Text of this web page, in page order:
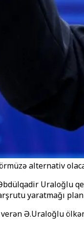
alternativ
Uraloğlu
yaratmağı
Ə.Uraloğlu